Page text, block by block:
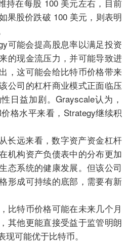
持在每股 100 美元左右，目前
果股价跌破 100 美元，则表明
可能会提高股息率以满足投资
的现金流压力，并可能导致进
，这可能会给比特币价格带来
公司的杠杆商业模式正面临压
日益加剧。Grayscale认为，
格水平来看，Strategy继续积
长远来看，数字资产资金杠杆
机构资产负债表中的分布更加
态系统的健康发展。但该公司
形成可持续的底部，需要有新
比特币价格可能在未来几个月
其他更能直接受益于监管明朗
可能优于比特币。